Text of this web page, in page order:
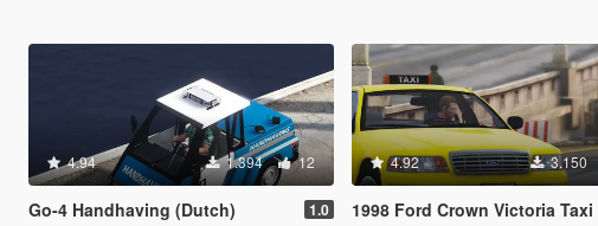
4.94 1.394 12
Go-4 Handhaving (Dutch) 1.0
4.92 3.150
1998 Ford Crown Victoria Taxi